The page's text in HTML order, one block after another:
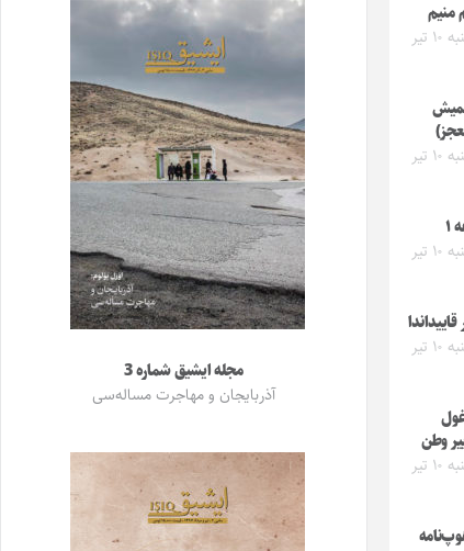
منیم
چهارشنبه ۱۰ تیر
چهارشنبه ۱۰ تیر
چهارشنبه ۱۰ تیر
قاییداندا
چهارشنبه ۱۰ تیر
وطن
چهارشنبه ۱۰ تیر
مجله ایشیق شماره 3
آذربایجان و مهاجرت مساله‌سی